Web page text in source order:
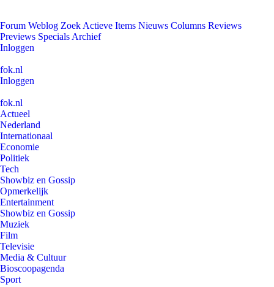
Forum Weblog Zoek Actieve Items Nieuws Columns Reviews
Previews Specials Archief
Inloggen
fok.nl
Inloggen
fok.nl
Actueel
Nederland
Internationaal
Economie
Politiek
Tech
Showbiz en Gossip
Opmerkelijk
Entertainment
Showbiz en Gossip
Muziek
Film
Televisie
Media & Cultuur
Bioscoopagenda
Sport